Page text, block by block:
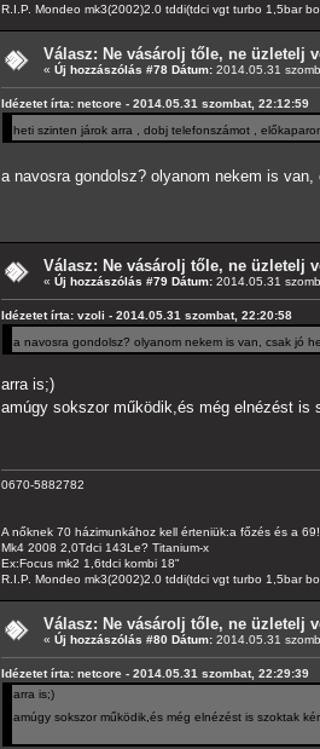
R.I.P. Mondeo mk3(2002)2.0 tddi(tdci vgt turbo 1,5bar
Válasz: Ne vásárolj tőle, ne üzletelj
« Új hozzászólás #78 Dátum: 2014.05.31
Idézetet írta: netcore - 2014.05.31 szombat, 22:12:59
heti szinten járok arra , dobj telefonszámot ,
a navosra gondolsz? olyanom nekem is
Válasz: Ne vásárolj tőle, ne üzletelj
« Új hozzászólás #79 Dátum: 2014.05.31
Idézetet írta: vzoli - 2014.05.31 szombat, 22:20:58
a navosra gondolsz? olyanom nekem is van, csak jó
arra is;)
amúgy sokszor működik,és még elnézést is
0670-5882782
A nőknek 70 házimunkához kell érteniük:a főzés és a 69!
Mk4 2008 2,0Tdci 143Le? Titanium-x
Ex:Focus mk2 1,6tdci kombi 18"
R.I.P. Mondeo mk3(2002)2.0 tddi(tdci vgt turbo 1,5bar
Válasz: Ne vásárolj tőle, ne üzletelj
« Új hozzászólás #80 Dátum: 2014.05.31
Idézetet írta: netcore - 2014.05.31 szombat, 22:29:39
arra is;)
amúgy sokszor működik,és még elnézést is szoktak